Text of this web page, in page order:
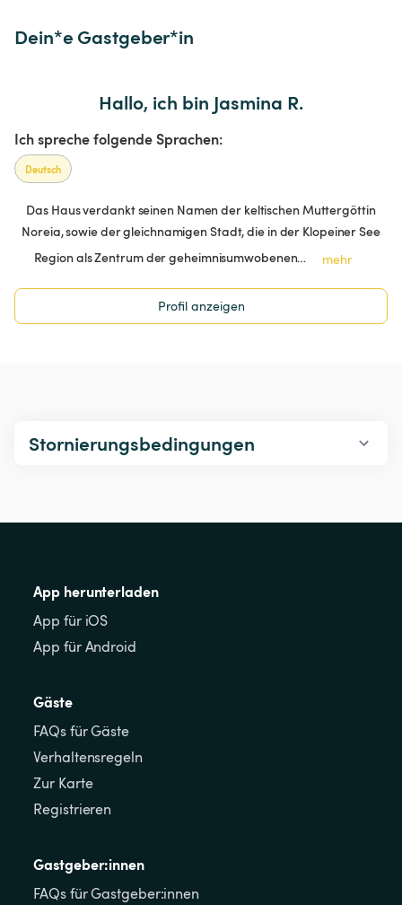
Dein*e Gastgeber*in
Hallo, ich bin Jasmina R.
Ich spreche folgende Sprachen:
Deutsch
Das Haus verdankt seinen Namen der keltischen Muttergöttin
Noreia, sowie der gleichnamigen Stadt, die in der Klopeiner See
Region als Zentrum der geheimnisumwobenen…
mehr
Profil anzeigen
Stornierungsbedingungen
App herunterladen
App für iOS
App für Android
Gäste
FAQs für Gäste
Verhaltensregeln
Zur Karte
Registrieren
Gastgeber:innen
FAQs für Gastgeber:innen